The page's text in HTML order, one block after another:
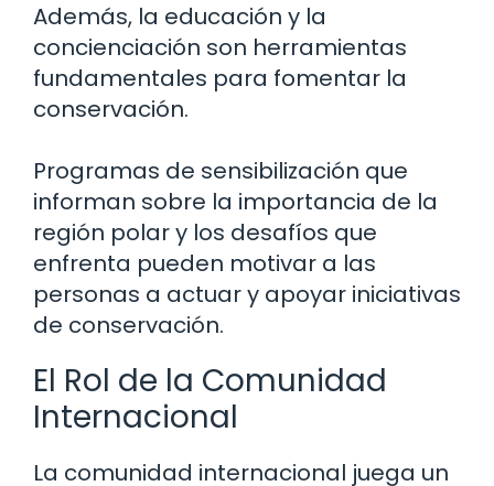
Además, la educación y la
concienciación son herramientas
fundamentales para fomentar la
conservación.
Programas de sensibilización que
informan sobre la importancia de la
región polar y los desafíos que
enfrenta pueden motivar a las
personas a actuar y apoyar iniciativas
de conservación.
El Rol de la Comunidad
Internacional
La comunidad internacional juega un